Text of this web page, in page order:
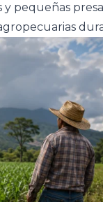
pequeñas